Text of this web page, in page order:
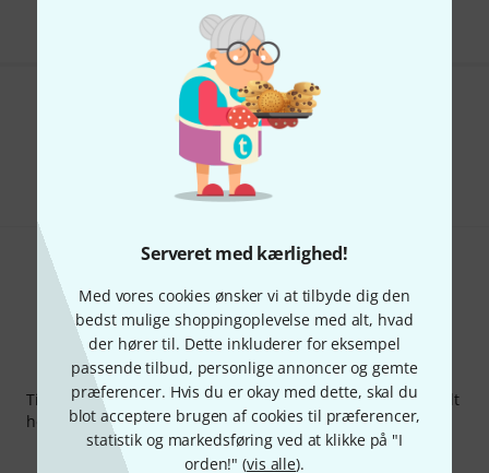
Serveret med kærlighed!
Med vores cookies ønsker vi at tilbyde dig den
bedst mulige shoppingoplevelse med alt, hvad
der hører til. Dette inkluderer for eksempel
passende tilbud, personlige annoncer og gemte
præferencer. Hvis du er okay med dette, skal du
blot acceptere brugen af cookies til præferencer,
statistik og markedsføring ved at klikke på "I
orden!" (vis alle).
Kan du lide det du ser?
Hjælp og feedback
Thomann Newsletter
Tilmeld dig Thomann Nyhedsbrevet på engelsk og med lidt
held kan du vinde en af50 gavekorthver værdi50 €!
Inspirerende bidrag
Tilbud Thomann-indsigter